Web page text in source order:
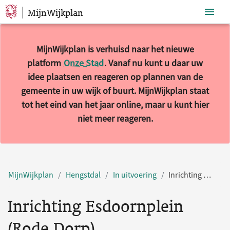
Sla navigatie over
MijnWijkplan
MijnWijkplan is verhuisd naar het nieuwe
platform Onze Stad. Vanaf nu kunt u daar uw
idee plaatsen en reageren op plannen van de
gemeente in uw wijk of buurt. MijnWijkplan staat
tot het eind van het jaar online, maar u kunt hier
niet meer reageren.
MijnWijkplan Hengstdal In uitvoering Inrichting Esdoornplein (Rode Dorp)
Inrichting Esdoornplein